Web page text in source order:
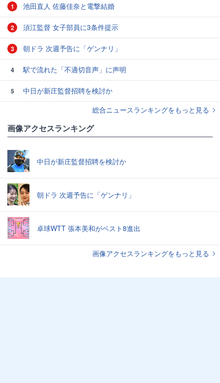
1 池田直人 佐藤佳奈と電撃結婚
2 須江監督 女子部員に3条件提示
3 朝ドラ 次週予告に「ゲンナリ」
4 駅で流れた「不適切音声」に声明
5
中日が新庄監督招聘を検討か
総合ニュースランキングをもっと見る
画像アクセスランキング
中日が新庄監督招聘を検討か
朝ドラ 次週予告に「ゲンナリ」
卓球WTT 張本美和がベスト8進出
画像アクセスランキングをもっと見る